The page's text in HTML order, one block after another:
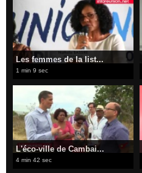
Les femmes de la list...
1 min 9 sec
L'éco-ville de Cambai...
4 min 42 sec